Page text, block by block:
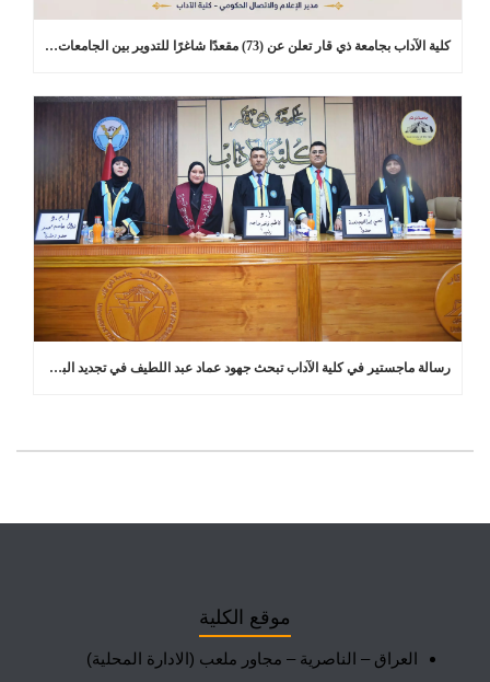
كلية الآداب بجامعة ذي قار تعلن عن (73) مقعدًا شاغرًا للتدوير بين الجامعات في برامج الدراسات العليا
رسالة ماجستير في كلية الآداب تبحث جهود عماد عبد اللطيف في تجديد البلاغة العربية
موقع الكلية
العراق – الناصرية – مجاور ملعب (الادارة المحلية)